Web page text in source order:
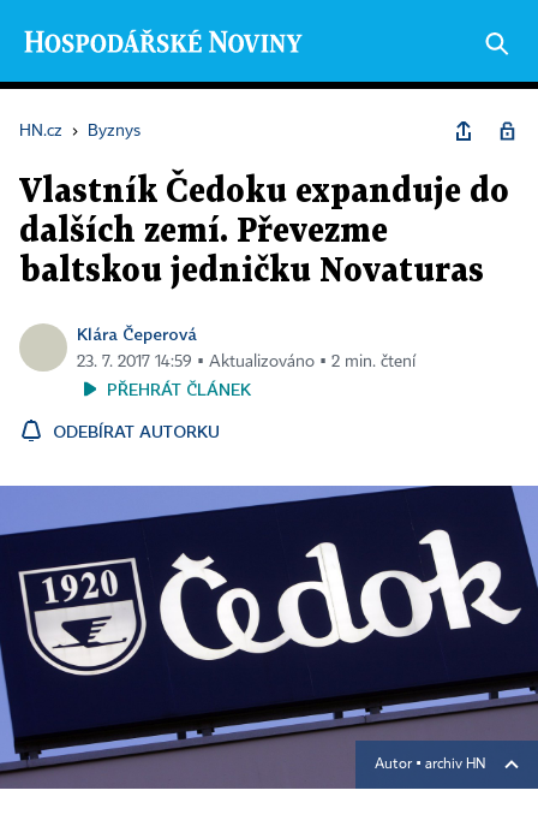
HN.cz › Byznys
Vlastník Čedoku expanduje do
dalších zemí. Převezme
baltskou jedničku Novaturas
Klára Čeperová
23. 7. 2017 14:59 ▪ Aktualizováno ▪ 2 min. čtení
PŘEHRÁT ČLÁNEK
ODEBÍRAT AUTORKU
Autor ▪ archiv HN